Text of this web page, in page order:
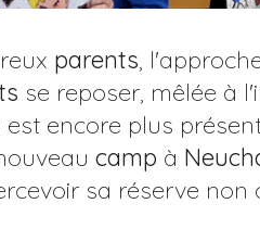
parents,
se reposer, mêlée à
encore plus
camp à
sa réserve